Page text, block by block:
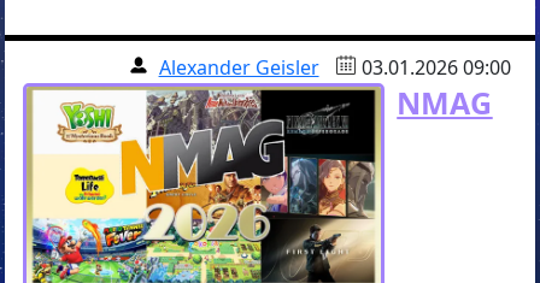
Alexander Geisler 03.01.2026 09:00
NMAG